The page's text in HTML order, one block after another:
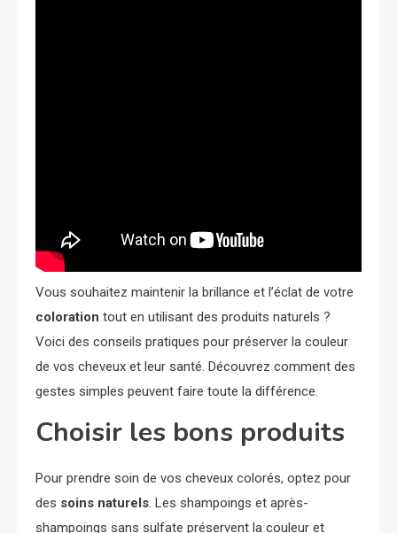
Vous souhaitez maintenir la brillance et l’éclat de votre
coloration tout en utilisant des produits naturels ?
Voici des conseils pratiques pour préserver la couleur
de vos cheveux et leur santé. Découvrez comment des
gestes simples peuvent faire toute la différence.
Choisir les bons produits
Pour prendre soin de vos cheveux colorés, optez pour
des soins naturels . Les shampoings et après-
shampoings sans sulfate préservent la couleur et